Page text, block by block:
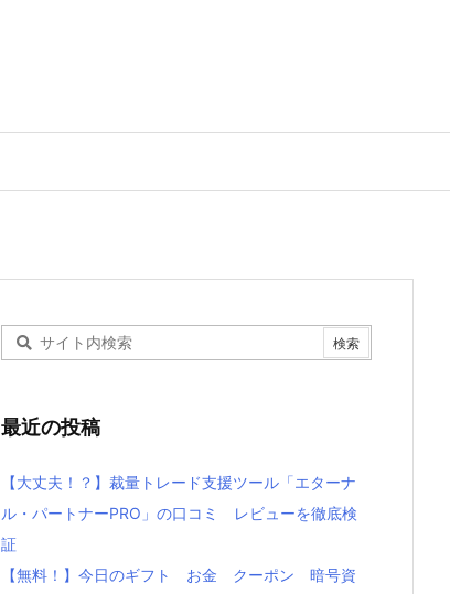
最近の投稿
【大丈夫！？】裁量トレード支援ツール「エターナ
ル・パートナーPRO」の口コミ レビューを徹底検
証
【無料！】今日のギフト お金 クーポン 暗号資